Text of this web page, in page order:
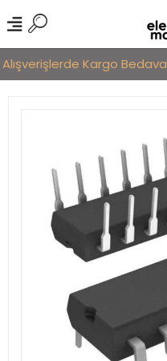
Kargo Bedava!